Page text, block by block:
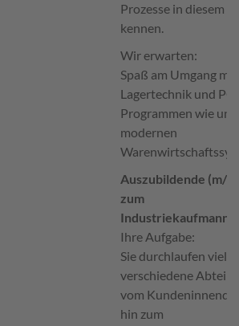
Prozesse in diesem
kennen.
Wir erwarten:
Spaß am Umgang mit
Lagertechnik und PC-
Programmen wie
modernen
Auszubildende (m/
zum
Industriekaufmann/
Ihre Aufgabe:
Sie durchlaufen viele
verschiedene
vom
hin zum